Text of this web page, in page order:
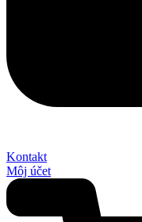
Kontakt
Môj účet